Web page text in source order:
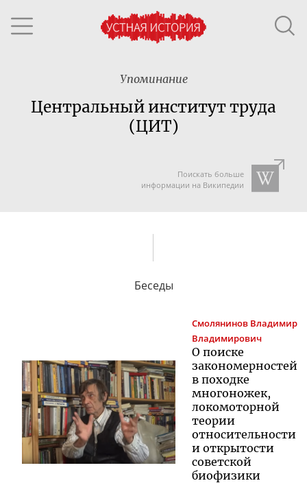
Упоминание
Центральный институт труда
(ЦИТ)
Поискать больше
информации на Википедии
Беседы
Смолянинов Владимир
Владимирович
О поиске
закономерностей
в походке
многоножек,
локомоторной
теории
относительности
и открытости
советской
биофизики